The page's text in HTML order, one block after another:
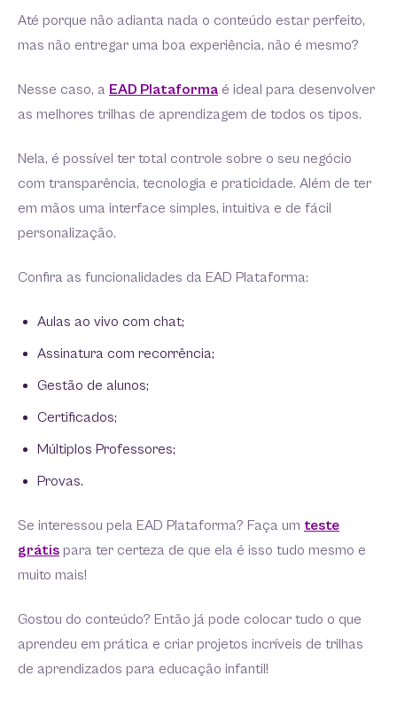
Até porque não adianta nada o conteúdo estar perfeito,
mas não entregar uma boa experiência, não é mesmo?
Nesse caso, a EAD Plataforma é ideal para desenvolver
as melhores trilhas de aprendizagem de todos os tipos.
Nela, é possível ter total controle sobre o seu negócio
com transparência, tecnologia e praticidade. Além de ter
em mãos uma interface simples, intuitiva e de fácil
personalização.
Confira as funcionalidades da EAD Plataforma:
Aulas ao vivo com chat;
Assinatura com recorrência;
Gestão de alunos;
Certificados;
Múltiplos Professores;
Provas.
Se interessou pela EAD Plataforma? Faça um teste
grátis para ter certeza de que ela é isso tudo mesmo e
muito mais!
Gostou do conteúdo? Então já pode colocar tudo o que
aprendeu em prática e criar projetos incríveis de trilhas
de aprendizados para educação infantil!